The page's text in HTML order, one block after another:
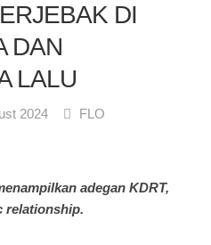
DI
DAN
LALU
2024 FLO
adegan KDRT,
relationship.